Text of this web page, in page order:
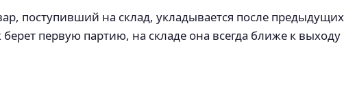
поступивший на склад, укладывается после
первую партию, на складе она всегда ближе к